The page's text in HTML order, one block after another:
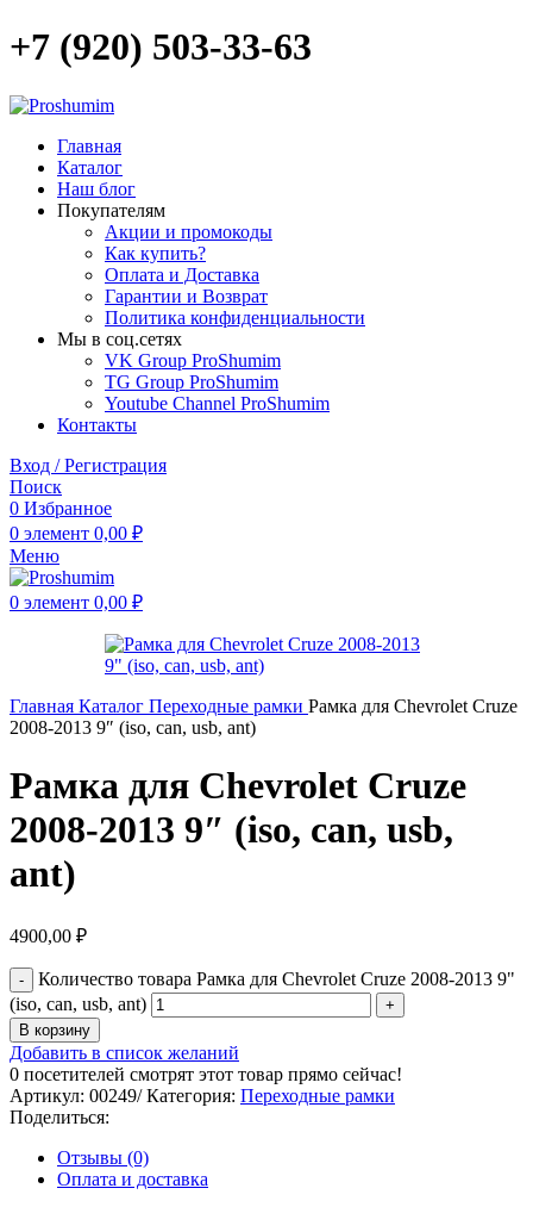
+7 (920) 503-33-63
Главная
Каталог
Наш блог
Покупателям
Акции и промокоды
Как купить?
Оплата и Доставка
Гарантии и Возврат
Политика конфиденциальности
Мы в соц.сетях
VK Group ProShumim
TG Group ProShumim
Youtube Channel ProShumim
Контакты
Вход / Регистрация
Поиск
0 Избранное
0 элемент 0,00 ₽
Меню
0 элемент 0,00 ₽
Главная Каталог Переходные рамки Рамка для Chevrolet Cruze
2008-2013 9″ (iso, can, usb, ant)
Рамка для Chevrolet Cruze
2008-2013 9″ (iso, can, usb,
ant)
4900,00 ₽
Количество товара Рамка для Chevrolet Cruze 2008-2013 9"
(iso, can, usb, ant)
В корзину
Добавить в список желаний
0 посетителей смотрят этот товар прямо сейчас!
Артикул: 00249/Категория: Переходные рамки
Поделиться:
Отзывы (0)
Оплата и доставка